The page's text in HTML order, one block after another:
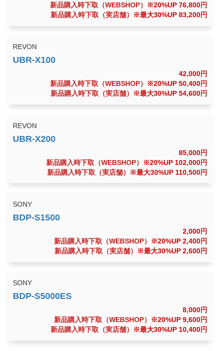
新品購入時下取（WEBSHOP）
※20%UP 76,800円
新品購入時下取（実店舗）
※最大30%UP 83,200円
REVON
42,000円
新品購入時下取（WEBSHOP）
※20%UP 50,400円
新品購入時下取（実店舗）
※最大30%UP 54,600円
REVON
85,000円
新品購入時下取（WEBSHOP）
※20%UP 102,000円
新品購入時下取（実店舗）
※最大30%UP 110,500円
SONY
2,000円
新品購入時下取（WEBSHOP）
※20%UP 2,400円
新品購入時下取（実店舗）
※最大30%UP 2,600円
SONY
8,000円
新品購入時下取（WEBSHOP）
※20%UP 9,600円
新品購入時下取（実店舗）
※最大30%UP 10,400円